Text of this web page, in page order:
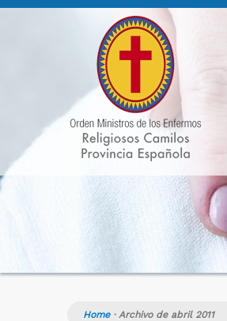
Home· Archivo de abril 2011